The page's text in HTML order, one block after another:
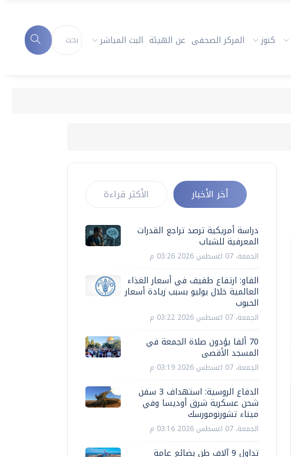
كنوز المركز الصحفى عن الهيئة البث المباشر
أخر الأخبار الأكثر قراءة
دراسة أمريكية ترصد تراجع القدرات
المعرفية للشباب
الجمعة، 07 اغسطس 2026 03:26 م
الفاو: ارتفاع طفيف في أسعار الغذاء
العالمية خلال يوليو بسبب زيادة أسعار
الحبوب
الجمعة، 07 اغسطس 2026 03:22 م
70 ألفا يؤدون صلاة الجمعة في
المسجد الأقصى
الجمعة، 07 اغسطس 2026 03:19 م
الدفاع الروسية: استهداف 3 سفن
شحن عسكرية شرق أوديسا وفي
ميناء تشورنومورسك
الجمعة، 07 اغسطس 2026 03:16 م
تداول 9 آلاف طن بضائع عامة